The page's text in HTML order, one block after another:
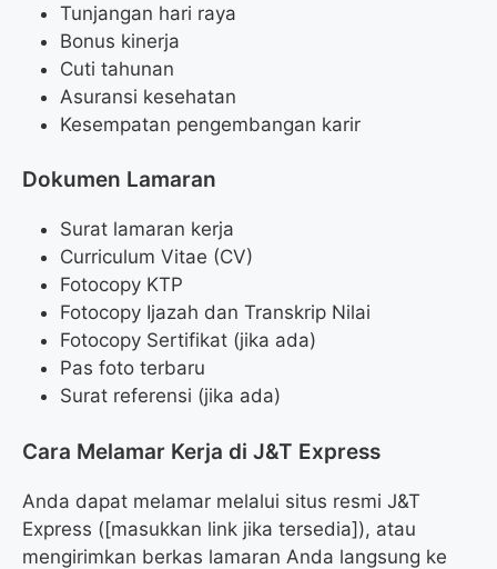
Tunjangan hari raya
Bonus kinerja
Cuti tahunan
Asuransi kesehatan
Kesempatan pengembangan karir
Dokumen Lamaran
Surat lamaran kerja
Curriculum Vitae (CV)
Fotocopy KTP
Fotocopy Ijazah dan Transkrip Nilai
Fotocopy Sertifikat (jika ada)
Pas foto terbaru
Surat referensi (jika ada)
Cara Melamar Kerja di J&T Express
Anda dapat melamar melalui situs resmi J&T
Express ([masukkan link jika tersedia]), atau
mengirimkan berkas lamaran Anda langsung ke